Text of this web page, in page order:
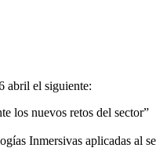
abril el siguiente:
nuevos retos del sector”
Inmersivas aplicadas al